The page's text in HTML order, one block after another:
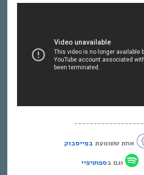
~~~~~~~~~~~~~~~~~~
אחת ששומעת בפייסבוק
וגם בספוטיפיי